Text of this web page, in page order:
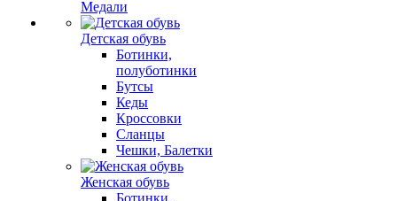
Медали
Детская обувь
Ботинки,
полуботинки
Бутсы
Кеды
Кроссовки
Сланцы
Чешки, Балетки
Женская обувь
Ботинки,